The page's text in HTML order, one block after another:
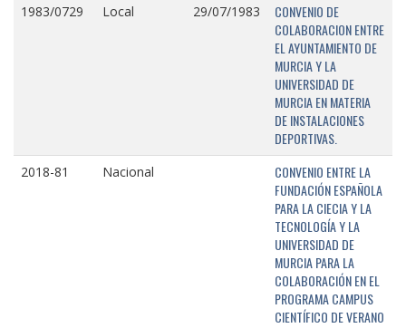
1983/0729 Local 29/07/1983
CONVENIO DE
COLABORACION ENTRE
EL AYUNTAMIENTO DE
MURCIA Y LA
UNIVERSIDAD DE
MURCIA EN MATERIA
DE INSTALACIONES
DEPORTIVAS.
2018-81 Nacional
CONVENIO ENTRE LA
FUNDACIÓN ESPAÑOLA
PARA LA CIECIA Y LA
TECNOLOGÍA Y LA
UNIVERSIDAD DE
MURCIA PARA LA
COLABORACIÓN EN EL
PROGRAMA CAMPUS
CIENTÍFICO DE VERANO